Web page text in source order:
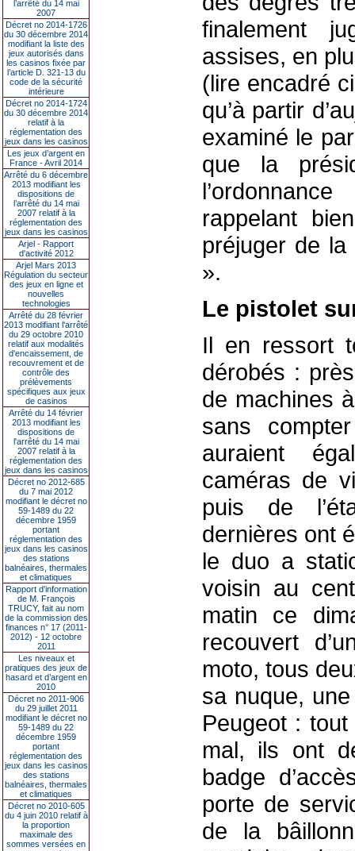
l’arrêté du 14 mai
2007
Décret no 2014-1726
du 30 décembre 2014
modifiant la liste des
jeux autorisés dans
les casinos fixée par
l’article D. 321-13 du
code de la sécurité
intérieure
Décret no 2014-1724
du 30 décembre 2014
relatif à la
réglementation des
jeux dans les casinos
Les jeux d’argent en
France - Avril 2014
Arrêté du 6 décembre
2013 modifiant les
dispositions de
l’arrêté du 14 mai
2007 relatif à la
réglementation des
jeux dans les casinos
Arjel - Rapport
d'activité 2012
Arjel Mars 2013
Régulation du secteur
des jeux en ligne et
nouvelles
technologies
Arrêté du 28 février
2013 modifiant l'arrêté
du 29 octobre 2010
relatif aux modalités
d'encaissement, de
recouvrement et de
contrôle des
prélèvements
spécifiques aux jeux
de casinos
Arrêté du 14 février
2013 modifiant les
dispositions de
l'arrêté du 14 mai
2007 relatif à la
réglementation des
jeux dans les casinos
Décret no 2012-685
du 7 mai 2012
modifiant le décret no
59-1489 du 22
décembre 1959
portant
réglementation des
jeux dans les casinos
des stations
balnéaires, thermales
et climatiques
Rapport d'information
de M. François
TRUCY, fait au nom
de la commission des
finances n° 17 (2011-
2012) - 12 octobre
2011
Les niveaux et
pratiques des jeux de
hasard et d’argent en
2010
Décret no 2011-906
du 29 juillet 2011
modifiant le décret no
59-1489 du 22
décembre 1959
portant
réglementation des
jeux dans les casinos
des stations
balnéaires, thermales
et climatiques
Décret no 2010-605
du 4 juin 2010 relatif à
la proportion
maximale des
sommes versées en
finalement
assises, en
(lire encadré
qu’à partir
examiné le
que la
rappelant
préjuger de
».
Le pistolet
Il en ressort
dérobés :
de machines
sans
auraient
caméras de
puis de
dernières ont
le duo a
voisin au
matin ce
recouvert
moto, tous
sa nuque,
Peugeot :
mal, ils ont
badge
porte de
de la